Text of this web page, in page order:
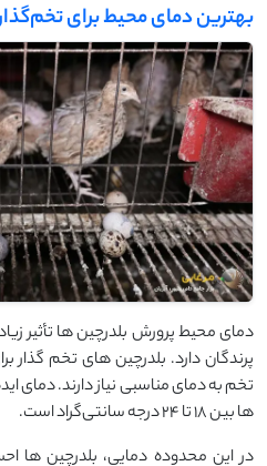
بهترین دمای محیط برای
دمای محیط پرورش بلدرچین ‌ها تأثیر
پرندگان دارد. بلدرچین‌ های تخم ‌گذار
تخم به دمای مناسبی نیاز دارند. دمای
‌ها بین ۱۸ تا ۲۴ درجه سانتی‌گراد است.
در این محدوده دمایی، بلدرچین ‌ها